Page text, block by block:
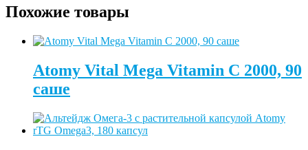
Похожие товары
Atomy Vital Mega Vitamin C 2000, 90
саше